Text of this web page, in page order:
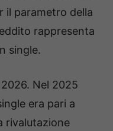
il parametro della
rappresenta
single.
Nel 2025
era pari a
rivalutazione